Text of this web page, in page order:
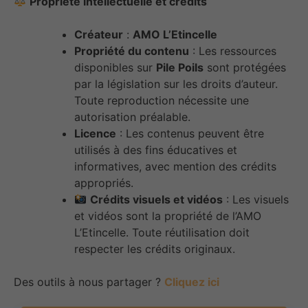
Créateur : AMO L’Etincelle
Propriété du contenu : Les ressources
disponibles sur Pile Poils sont protégées
par la législation sur les droits d’auteur.
Toute reproduction nécessite une
autorisation préalable.
Licence : Les contenus peuvent être
utilisés à des fins éducatives et
informatives, avec mention des crédits
appropriés.
Crédits visuels et vidéos : Les visuels
et vidéos sont la propriété de l’AMO
L’Etincelle. Toute réutilisation doit
respecter les crédits originaux.
Des outils à nous partager ? Cliquez ici